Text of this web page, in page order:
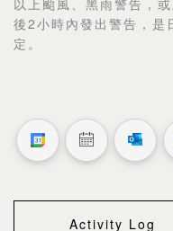
以上颱風、黑雨警告，
後 2 小時內發出警告，是
定。
Activity Log